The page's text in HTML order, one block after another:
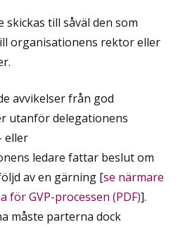
till såväl den som
organisationens rektor eller
avvikelser från god
utanför delegationens
eller
ledare fattar beslut om
av en gärning [se närmare
för GVP-processen (PDF)].
måste parterna dock